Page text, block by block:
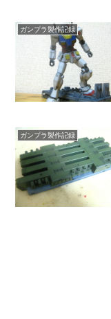
ガンプラ製作記録
ガンプラ製作記録